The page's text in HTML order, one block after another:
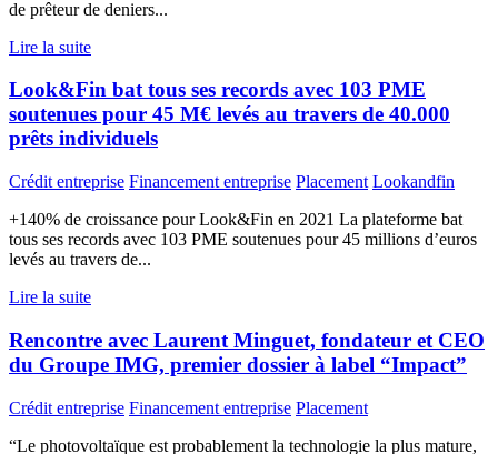
de prêteur de deniers...
Lire la suite
Look&Fin bat tous ses records avec 103 PME
soutenues pour 45 M€ levés au travers de 40.000
prêts individuels
Crédit entreprise Financement entreprise Placement Lookandfin
+140% de croissance pour Look&Fin en 2021 La plateforme bat
tous ses records avec 103 PME soutenues pour 45 millions d’euros
levés au travers de...
Lire la suite
Rencontre avec Laurent Minguet, fondateur et CEO
du Groupe IMG, premier dossier à label “Impact”
Crédit entreprise Financement entreprise Placement
“Le photovoltaïque est probablement la technologie la plus mature,